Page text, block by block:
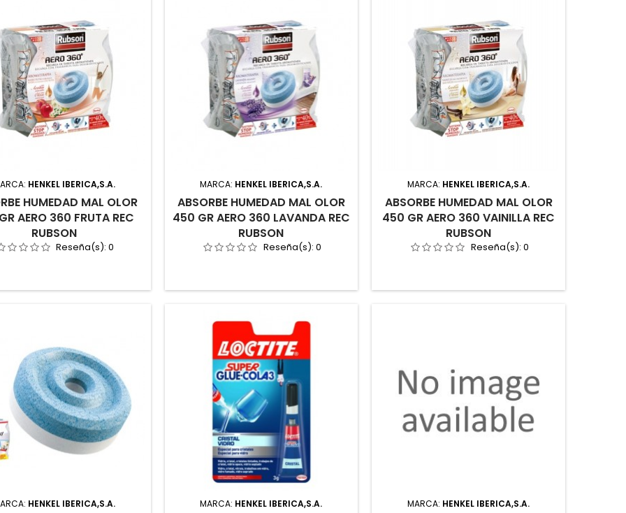
HENKEL IBERICA,S.A.
HUMEDAD MAL OLOR
AERO 360 FRUTA REC
RUBSON
Reseña(s):0
MARCA: HENKEL IBERICA,S.A.
ABSORBE HUMEDAD MAL OLOR
450 GR AERO 360 LAVANDA REC
RUBSON
Reseña(s): 0
MARCA: HENKEL IBERICA,S.A.
ABSORBE HUMEDAD MAL OLOR
450 GR AERO 360 VAINILLA REC
RUBSON
Reseña(s): 0
HENKEL IBERICA,S.A. MARCA: HENKEL IBERICA,S.A. MARCA: HENKEL IBERICA,S.A.